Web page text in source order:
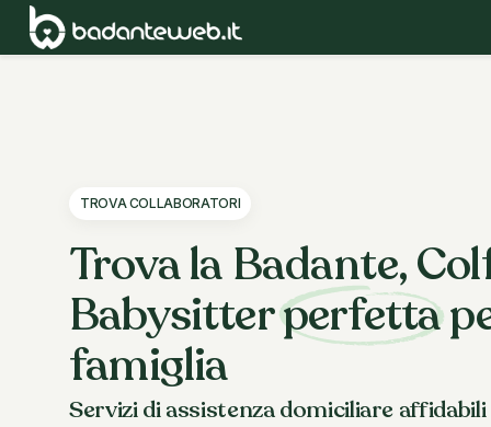
TROVA COLLABORATORI
Trova la Badante,
Babysitterperfetta
famiglia
Servizi di assistenza domiciliare
child_friendly